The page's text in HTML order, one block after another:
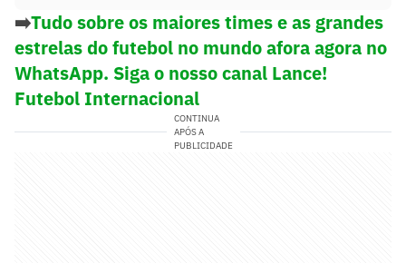
➡️Tudo sobre os maiores times e as grandes
estrelas do futebol no mundo afora agora no
WhatsApp. Siga o nosso canal Lance!
Futebol Internacional
CONTINUA
APÓS A
PUBLICIDADE